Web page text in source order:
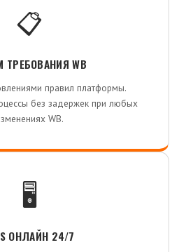
📋
ТРЕБОВАНИЯ WB
правил платформы.
без задержек при любых
WB.
🖥️
ОНЛАЙН 24/7